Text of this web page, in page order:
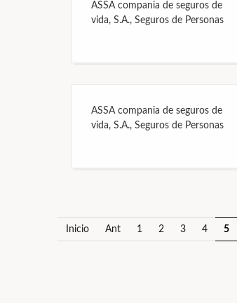
ASSA compania de seguros de
vida, S.A., Seguros de Personas
ASSA compania de seguros de
vida, S.A., Seguros de Personas
Inicio Ant 1 2 3 4 5